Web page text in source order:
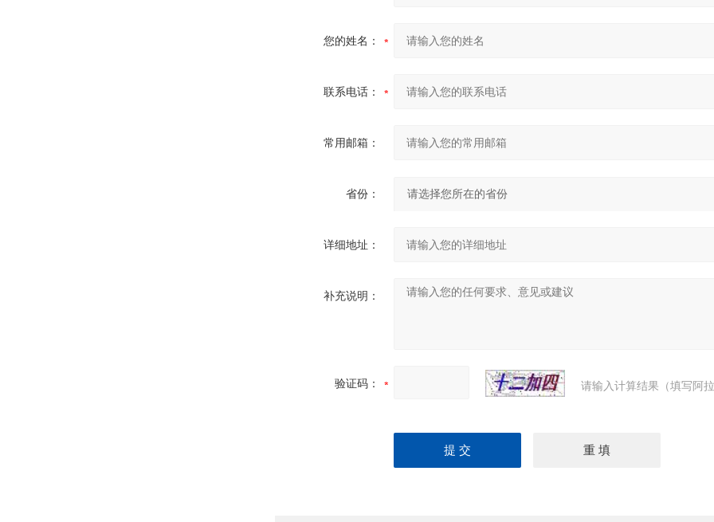
您的姓名：
联系电话：
常用邮箱：
省份：
详细地址：
补充说明：
验证码： 请输入计算结果（填写阿